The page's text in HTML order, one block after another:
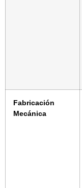
Fabricación
Mecánica